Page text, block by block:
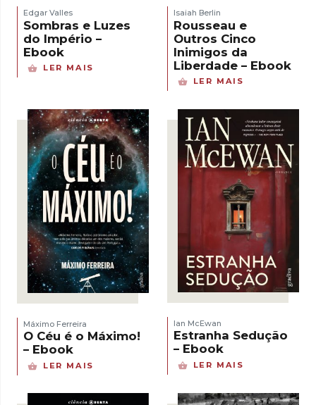
Edgar Valles
Sombras e Luzes
do Império –
Ebook
LER MAIS
Isaiah Berlin
Rousseau e
Outros Cinco
Inimigos da
Liberdade – Ebook
LER MAIS
Máximo Ferreira
O Céu é o Máximo!
– Ebook
LER MAIS
Ian McEwan
Estranha Sedução
– Ebook
LER MAIS